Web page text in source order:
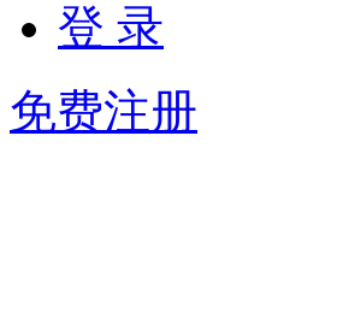
登 录
免费注册